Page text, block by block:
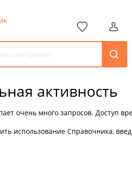
активность
очень много запросов. Доступ
использование Справочника,